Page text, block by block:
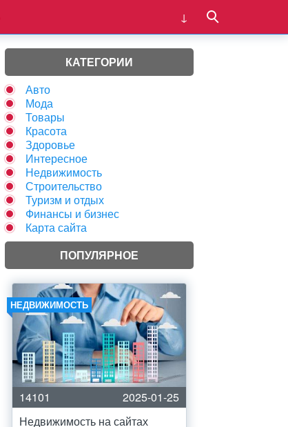
КАТЕГОРИИ
Авто
Мода
Товары
Красота
Здоровье
Интересное
Недвижимость
Строительство
Туризм и отдых
Финансы и бизнес
Карта сайта
ПОПУЛЯРНОЕ
НЕДВИЖИМОСТЬ
14101
2025-01-25
Недвижимость на сайтах